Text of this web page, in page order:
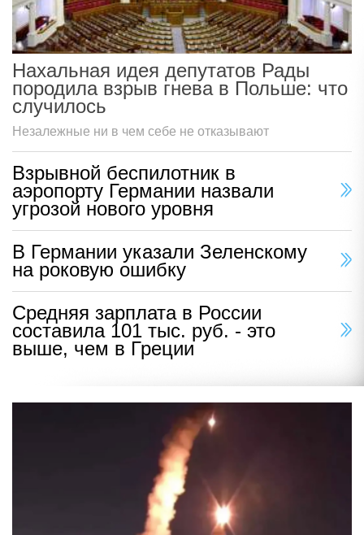
Нахальная идея депутатов Рады
породила взрыв гнева в Польше: что
случилось
Незалежные ни в чем себе не отказывают
Взрывной беспилотник в
аэропорту Германии назвали
угрозой нового уровня
В Германии указали Зеленскому
на роковую ошибку
Средняя зарплата в России
составила 101 тыс. руб. - это
выше, чем в Греции